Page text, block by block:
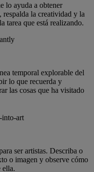
lo ayuda a obtener
respalda la creatividad y la
tarea que está realizando.
temporal explorable del
lo que recuerda y
las cosas que ha visitado
ser artistas. Describa o
o imagen y observe cómo
ella.